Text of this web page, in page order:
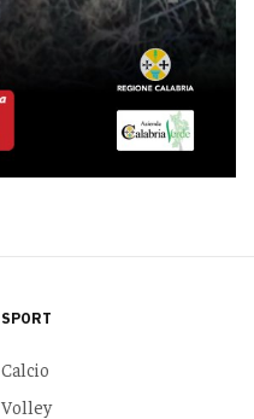
SPORT
Calcio
Volley